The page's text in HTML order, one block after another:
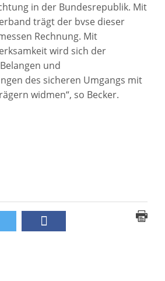
in der Bundesrepublik. Mit
trägt der bvse dieser
Rechnung. Mit
wird sich der
und
des sicheren Umgangs mit
widmen“, so Becker.